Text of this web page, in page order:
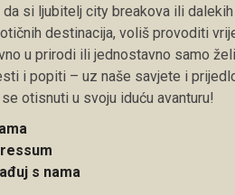
da si ljubitelj city breakova ili
destinacija, voliš provoditi
u prirodi ili jednostavno samo
i popiti – uz naše savjete i
otisnuti u svoju iduću avanturu!
s nama